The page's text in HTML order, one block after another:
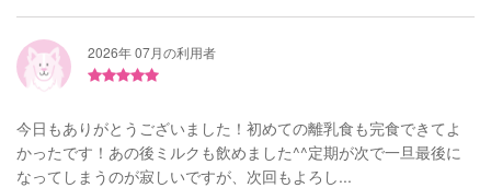
2026年 07月の利用者
今日もありがとうございました！初めての離乳食も完食できてよ
かったです！あの後ミルクも飲めました^^定期が次で一旦最後に
なってしまうのが寂しいですが、次回もよろし...